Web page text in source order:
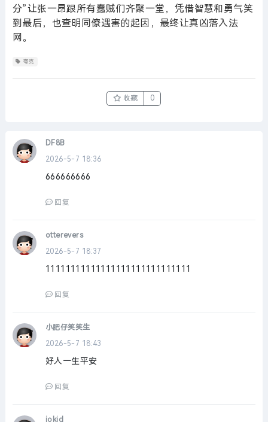
分”让张一昂跟所有蠢贼们齐聚一堂，凭借智慧和勇气笑
到最后，也查明同僚遇害的起因，最终让真凶落入法
网。
夸克
收藏 0
DF8B
2026-5-7 18:36
666666666
回复
otterevers
2026-5-7 18:37
11111111111111111111111111111
回复
小肥仔笑笑生
2026-5-7 18:43
好人一生平安
回复
jokid